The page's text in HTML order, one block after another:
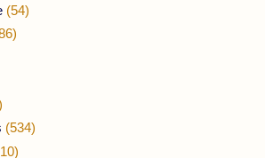
(54)
(534)